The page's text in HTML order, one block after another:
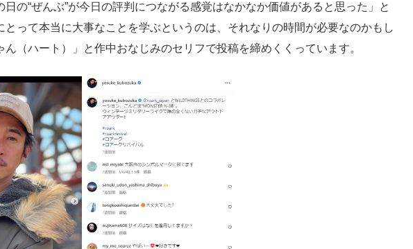
の“ぜんぶ”が今日の評判につながる感覚はなかなか価値があると思った」と
とって本当に大事なことを学ぶというのは、それなりの時間が必要なのかもし
（ハート）」と作中おなじみのセリフで投稿を締めくくっています。